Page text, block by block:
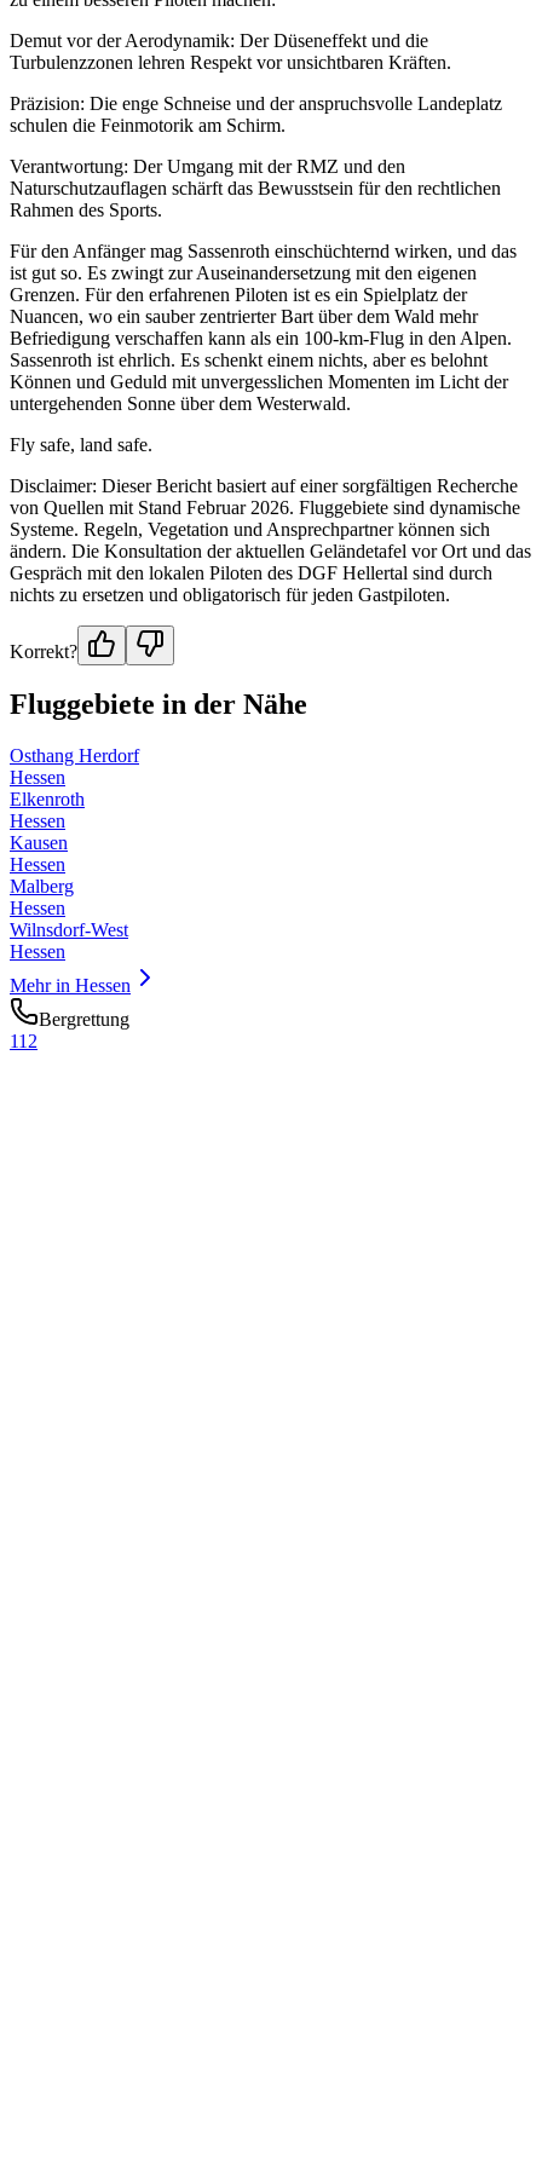
Demut vor der Aerodynamik: Der Düseneffekt und die
Turbulenzzonen lehren Respekt vor unsichtbaren Kräften.
Präzision: Die enge Schneise und der anspruchsvolle Landeplatz
schulen die Feinmotorik am Schirm.
Verantwortung: Der Umgang mit der RMZ und den
Naturschutzauflagen schärft das Bewusstsein für den rechtlichen
Rahmen des Sports.
Für den Anfänger mag Sassenroth einschüchternd wirken, und das
ist gut so. Es zwingt zur Auseinandersetzung mit den eigenen
Grenzen. Für den erfahrenen Piloten ist es ein Spielplatz der
Nuancen, wo ein sauber zentrierter Bart über dem Wald mehr
Befriedigung verschaffen kann als ein 100-km-Flug in den Alpen.
Sassenroth ist ehrlich. Es schenkt einem nichts, aber es belohnt
Können und Geduld mit unvergesslichen Momenten im Licht der
untergehenden Sonne über dem Westerwald.
Fly safe, land safe.
Disclaimer: Dieser Bericht basiert auf einer sorgfältigen Recherche
von Quellen mit Stand Februar 2026. Fluggebiete sind dynamische
Systeme. Regeln, Vegetation und Ansprechpartner können sich
ändern. Die Konsultation der aktuellen Geländetafel vor Ort und das
Gespräch mit den lokalen Piloten des DGF Hellertal sind durch
nichts zu ersetzen und obligatorisch für jeden Gastpiloten.
Korrekt?
Fluggebiete in der Nähe
Osthang Herdorf
Hessen
Elkenroth
Hessen
Kausen
Hessen
Malberg
Hessen
Wilnsdorf-West
Hessen
Mehr in Hessen
Bergrettung
112